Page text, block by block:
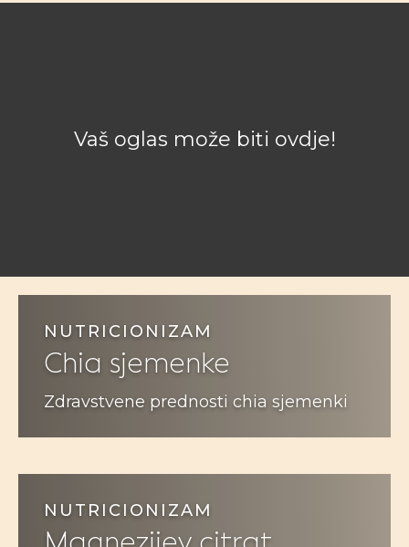
NUTRICIONIZAM
Chia sjemenke
Zdravstvene prednosti chia sjemenki
NUTRICIONIZAM